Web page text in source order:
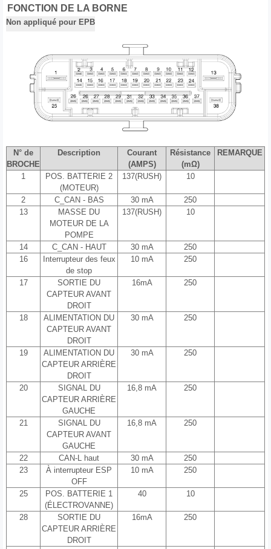
FONCTION DE LA BORNE
Non appliqué pour EPB
N° de
BROCHE
Description
Courant
(AMPS)
Résistance
(mΩ)
REMARQUE
1
POS. BATTERIE 2
(MOTEUR)
137(RUSH) 10
2 C_CAN - BAS 30 mA
250
13
MASSE DU
MOTEUR DE LA
POMPE
137(RUSH) 10
14 C_CAN - HAUT 30 mA
250
16
Interrupteur des feux
de stop
10 mA 250
17
SORTIE DU
CAPTEUR AVANT
DROIT
16mA 250
18
ALIMENTATION DU
CAPTEUR AVANT
DROIT
30 mA 250
19
ALIMENTATION DU
CAPTEUR ARRIÈRE
DROIT
30 mA 250
20
SIGNAL DU
CAPTEUR ARRIÈRE
GAUCHE
16,8 mA 250
21
SIGNAL DU
CAPTEUR AVANT
GAUCHE
16,8 mA 250
22 CAN-L haut 30 mA
250
23
À interrupteur ESP
OFF
10 mA 250
25
POS. BATTERIE 1
(ÉLECTROVANNE)
40 10
28
SORTIE DU
CAPTEUR ARRIÈRE
DROIT
16mA 250